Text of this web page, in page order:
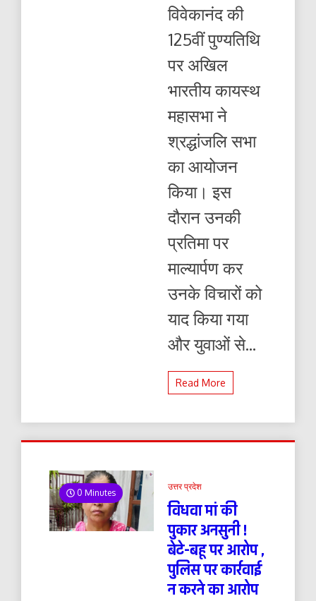
भावभीनी
महासभा
विवेकानंद की
125वीं पुण्यतिथि
पर अखिल
भारतीय कायस्थ
महासभा ने
श्रद्धांजलि सभा
का आयोजन
किया। इस
दौरान उनकी
प्रतिमा पर
माल्यार्पण कर
उनके विचारों को
याद किया गया
और युवाओं से...
Read More
0 Minutes
उत्तर प्रदेश
विधवा मां की
पुकार अनसुनी !
बेटे-बहू पर आरोप ,
पुलिस पर कार्रवाई
न करने का आरोप